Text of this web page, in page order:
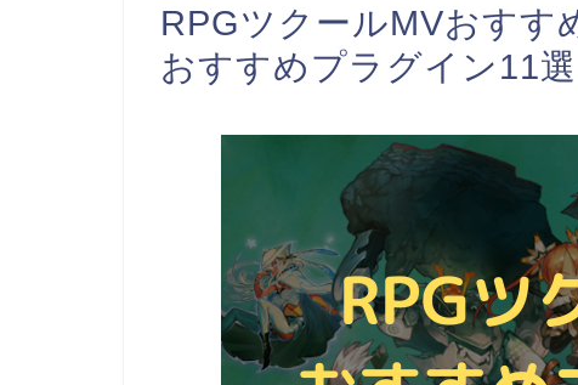
RPGツクールMVおすす
おすすめプラグイン11選